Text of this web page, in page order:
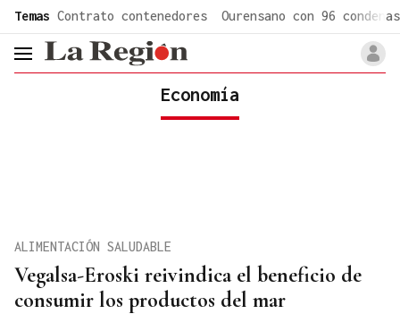
Temas Contrato contenedores Ourensano con 96 condenas
header.menu.open
Economía
Vegalsa-Eroski reivindica el beneficio de
consumir los productos del mar
ALIMENTACIÓN SALUDABLE